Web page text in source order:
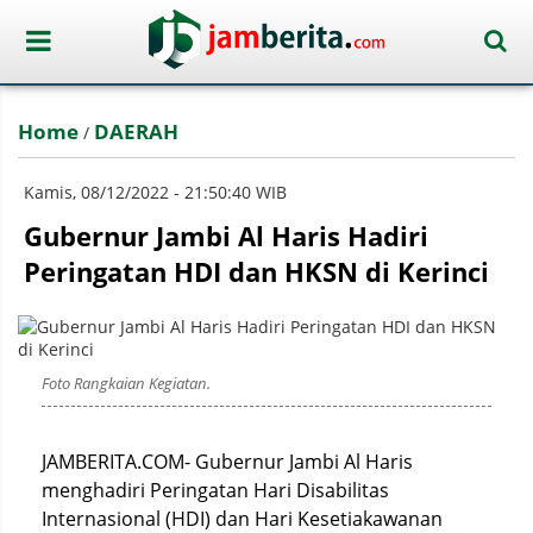
Home / DAERAH
Kamis, 08/12/2022 - 21:50:40 WIB
Gubernur Jambi Al Haris Hadiri
Peringatan HDI dan HKSN di Kerinci
Foto Rangkaian Kegiatan.
JAMBERITA.COM- Gubernur Jambi Al Haris
menghadiri Peringatan Hari Disabilitas
Internasional (HDI) dan Hari Kesetiakawanan